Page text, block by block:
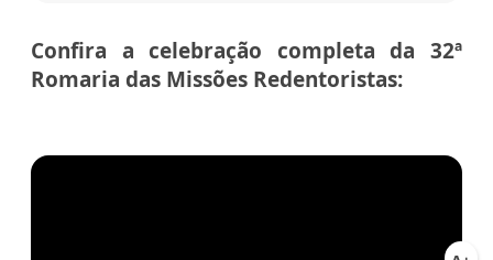
Confira a celebração completa da 32ª
Romaria das Missões Redentoristas: